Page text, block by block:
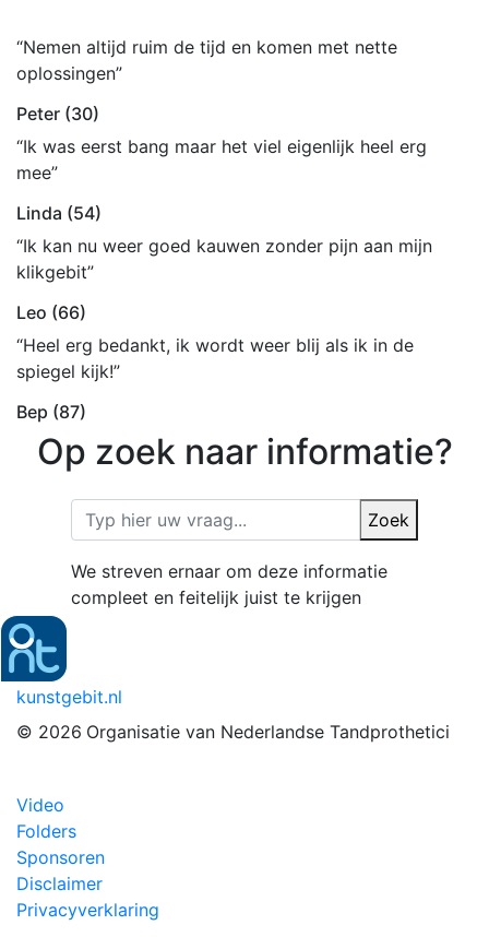
“Nemen altijd ruim de tijd en komen met nette
oplossingen”
Peter (30)
“Ik was eerst bang maar het viel eigenlijk heel erg
mee”
Linda (54)
“Ik kan nu weer goed kauwen zonder pijn aan mijn
klikgebit”
Leo (66)
“Heel erg bedankt, ik wordt weer blij als ik in de
spiegel kijk!”
Bep (87)
Op zoek naar informatie?
Zoek
We streven ernaar om deze informatie
compleet en feitelijk juist te krijgen
kunstgebit.nl
© 2026 Organisatie van Nederlandse Tandprothetici
Video
Folders
Sponsoren
Disclaimer
Privacyverklaring